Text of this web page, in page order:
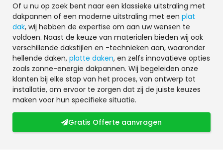
Of u nu op zoek bent naar een klassieke uitstraling met
dakpannen of een moderne uitstraling met een plat
dak, wij hebben de expertise om aan uw wensen te
voldoen. Naast de keuze van materialen bieden wij ook
verschillende dakstijlen en -technieken aan, waaronder
hellende daken, platte daken, en zelfs innovatieve opties
zoals zonne-energie dakpannen. Wij begeleiden onze
klanten bij elke stap van het proces, van ontwerp tot
installatie, om ervoor te zorgen dat zij de juiste keuzes
maken voor hun specifieke situatie.
Gratis Offerte aanvragen